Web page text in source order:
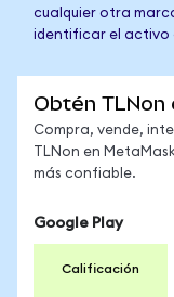
cualquier otra
identificar el activo
Obtén TLNon
Compra, vende,
TLNon en
más confiable.
Google Play
Calificación